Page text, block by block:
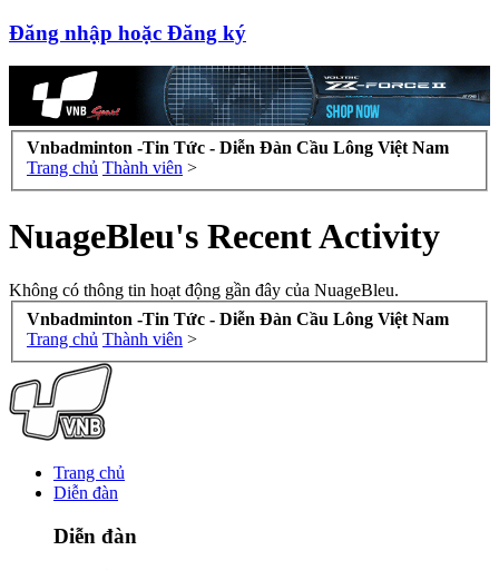
Đăng nhập hoặc Đăng ký
Vnbadminton -Tin Tức - Diễn Đàn Cầu Lông Việt Nam
Trang chủ Thành viên >
NuageBleu's Recent Activity
Không có thông tin hoạt động gần đây của NuageBleu.
Vnbadminton -Tin Tức - Diễn Đàn Cầu Lông Việt Nam
Trang chủ Thành viên >
Trang chủ
Diễn đàn
Diễn đàn